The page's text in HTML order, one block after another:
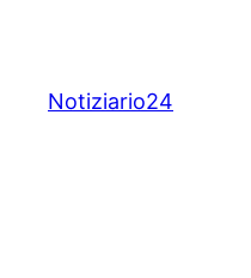
content
Notiziario24